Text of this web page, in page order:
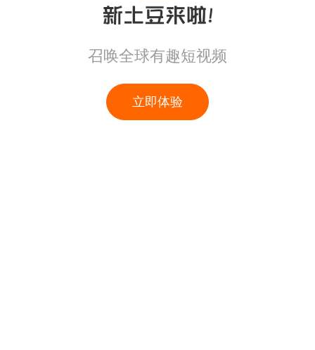
召唤全球有趣短视频
立即体验